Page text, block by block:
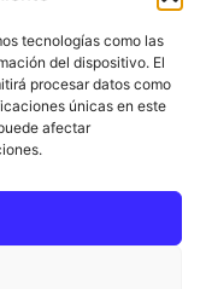
tecnologías como las
del dispositivo. El
procesar datos como
únicas en este
afectar
71 95 | Noticias de
Provincia|